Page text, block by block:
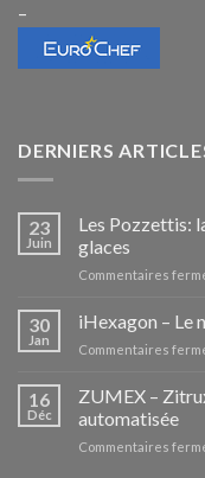
–
DERNIERS
23
Juin
Les Pozzettis:
glaces
Commentaires
30
Jan
iHexagon – Le
Commentaires
16
Déc
ZUMEX –
automatisée
Commentaires